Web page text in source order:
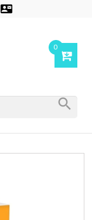

0
